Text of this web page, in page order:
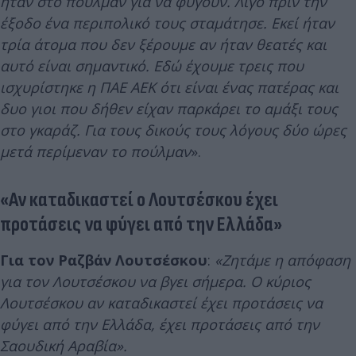
έξοδο ένα περιπολικό τους σταμάτησε. Εκεί ήταν
τρία άτομα που δεν ξέρουμε αν ήταν θεατές και
αυτό είναι σημαντικό. Εδώ έχουμε τρεις που
ισχυρίστηκε η ΠΑΕ ΑΕΚ ότι είναι ένας πατέρας και
δυο γιοι που δήθεν είχαν παρκάρει το αμάξι τους
στο γκαράζ. Για τους δικούς τους λόγους δύο ώρες
μετά περίμεναν το πούλμαν».
«Αν καταδικαστεί ο Λουτσέσκου έχει
προτάσεις να φύγει από την Ελλάδα»
Για τον Ραζβάν Λουτσέσκου: «Ζητάμε η απόφαση
για τον Λουτσέσκου να βγει σήμερα. Ο κύριος
Λουτσέσκου αν καταδικαστεί έχει προτάσεις να
φύγει από την Ελλάδα, έχει προτάσεις από την
Σαουδική Αραβία».